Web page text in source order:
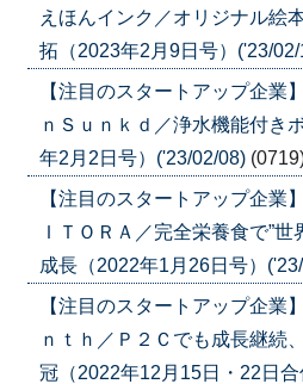
えほんインク／オリジナル絵
拓（2023年2月9日号）('23/02/
【注目のスタートアップ企
ｎＳｕｎｋｄ／浄水機能付き
年2月2日号）('23/02/08)
【注目のスタートアップ企
ＩＴＯＲＡ／完全栄養食で”世
成長（2022年1月26日号）
【注目のスタートアップ企
ｎｔｈ／Ｐ２Ｃでも成長継続
冠（2022年12月15日・22日